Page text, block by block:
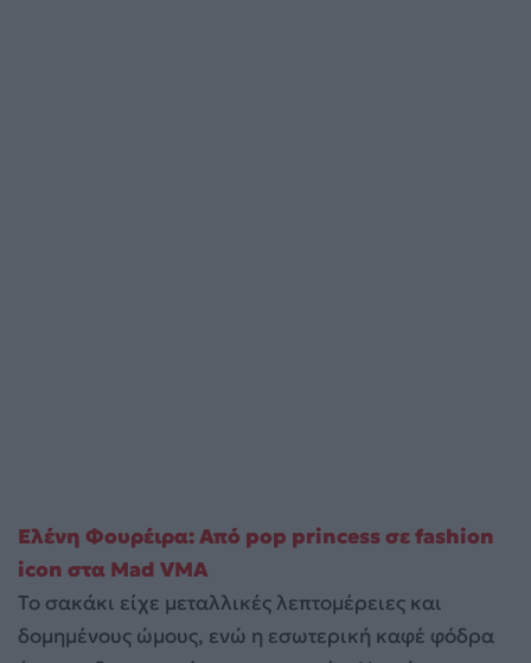
Ελένη Φουρέιρα: Από pop princess σε fashion
icon στα Mad VMA
Το σακάκι είχε μεταλλικές λεπτομέρειες και
δομημένους ώμους, ενώ η εσωτερική καφέ φόδρα